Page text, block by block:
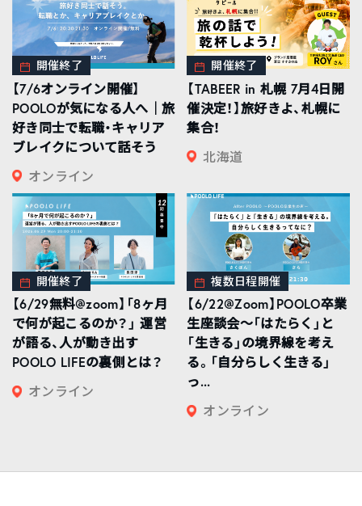
開催終了
【7/6オンライン開催】
POOLOが気になる人へ｜旅
好き同士で転職・キャリア
ブレイクについて話そう
オンライン
開催終了
【TABEER in 札幌 7月4日開
催決定！】旅好きよ、札幌に
集合！
北海道
開催終了
【6/29無料@zoom】「8ヶ月
で何が起こるのか？」 運営
が語る、人が動き出す
POOLO LIFEの裏側とは？
オンライン
複数日程開催
【6/22@Zoom】POOLO卒業
生座談会〜「はたらく」と
「生きる」の境界線を考え
る。「自分らしく生きる」
っ...
オンライン